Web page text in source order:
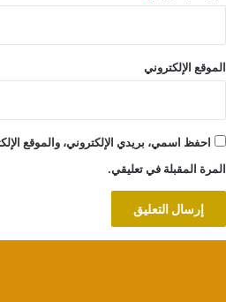
الموقع الإلكتروني
احفظ اسمي، بريدي الإلكتروني، والموقع
المرة المقبلة في تعليقي.